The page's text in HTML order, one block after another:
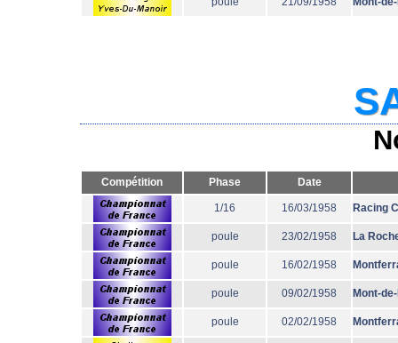
Compétition Phase Date
1/16 16/03/1958 Racing
poule 23/02/1958 La
poule 16/02/1958
poule 09/02/1958 Mont-
poule 02/02/1958